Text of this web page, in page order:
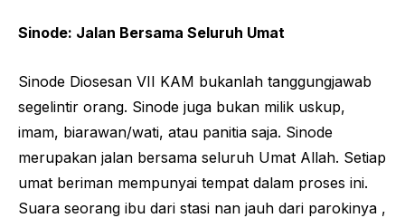
Sinode: Jalan Bersama Seluruh Umat
Sinode Diosesan VII KAM bukanlah tanggungjawab
segelintir orang. Sinode juga bukan milik uskup,
imam, biarawan/wati, atau panitia saja. Sinode
merupakan jalan bersama seluruh Umat Allah. Setiap
umat beriman mempunyai tempat dalam proses ini.
Suara seorang ibu dari stasi nan jauh dari parokinya ,